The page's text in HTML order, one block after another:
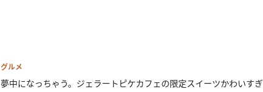
グルメ
夢中になっちゃう。ジェラートピケカフェの限定スイーツかわいすぎ